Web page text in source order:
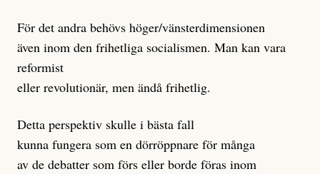
För det andra behövs höger/vänsterdimensionen
även inom den frihetliga socialismen. Man kan vara
reformist
eller revolutionär, men ändå frihetlig.
Detta perspektiv skulle i bästa fall
kunna fungera som en dörröppnare för många
av de debatter som förs eller borde föras inom